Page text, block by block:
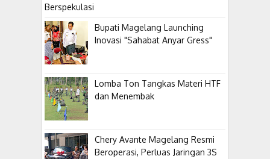
Berspekulasi
Bupati Magelang Launching
Inovasi "Sahabat Anyar Gress"
Lomba Ton Tangkas Materi HTF
dan Menembak
​Chery Avante Magelang Resmi
Beroperasi, Perluas Jaringan 3S